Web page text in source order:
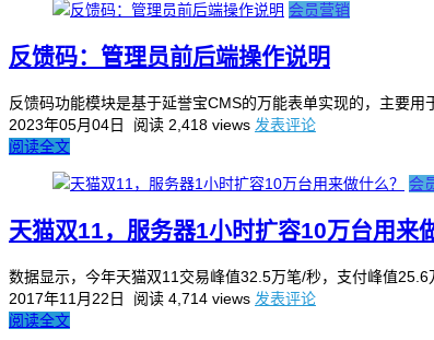
会员营销
反馈码：管理员前后端操作说明
反馈码功能模块是基于延誉宝CMS的万能表单实现的，主要
2023年05月04日
阅读 2,418 views 发表评论
阅读全文
会
天猫双11，服务器1小时扩容10万台用来
数据显示，今年天猫双11交易峰值32.5万笔/秒，支付峰值
2017年11月22日
阅读 4,714 views 发表评论
阅读全文